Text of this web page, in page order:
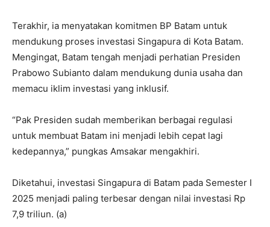
Terakhir, ia menyatakan komitmen BP Batam untuk
mendukung proses investasi Singapura di Kota Batam.
Mengingat, Batam tengah menjadi perhatian Presiden
Prabowo Subianto dalam mendukung dunia usaha dan
memacu iklim investasi yang inklusif.
“Pak Presiden sudah memberikan berbagai regulasi
untuk membuat Batam ini menjadi lebih cepat lagi
kedepannya,” pungkas Amsakar mengakhiri.
Diketahui, investasi Singapura di Batam pada Semester I
2025 menjadi paling terbesar dengan nilai investasi Rp
7,9 triliun. (a)